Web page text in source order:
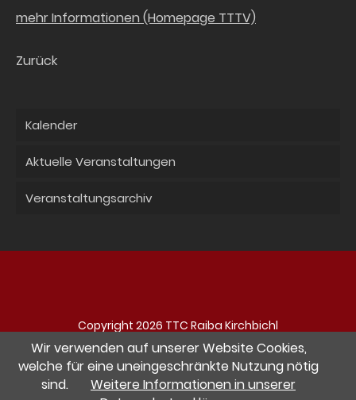
mehr Informationen (Homepage TTTV)
Zurück
Kalender
Aktuelle Veranstaltungen
Veranstaltungsarchiv
Copyright 2026 TTC Raiba Kirchbichl
Navigation
überspringen
Impressum Datenschutz Kontakt
Wir verwenden auf unserer Website Cookies,
welche für eine uneingeschränkte Nutzung nötig
sind.
Weitere Informationen in unserer